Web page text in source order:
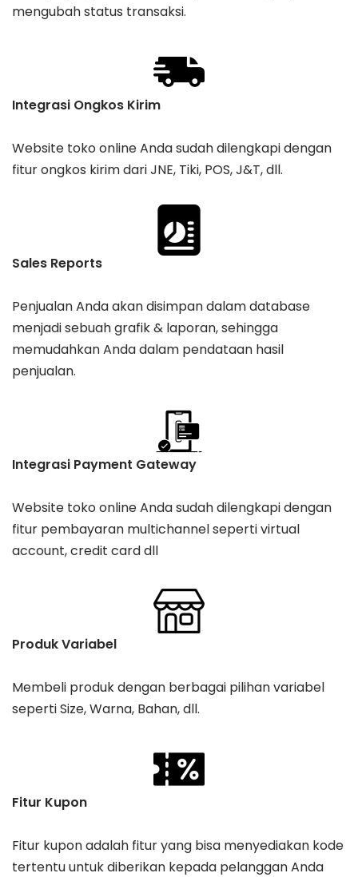
mengubah status transaksi.
Integrasi Ongkos Kirim
Website toko online Anda sudah dilengkapi dengan
fitur ongkos kirim dari JNE, Tiki, POS, J&T, dll.
Sales Reports
Penjualan Anda akan disimpan dalam database
menjadi sebuah grafik & laporan, sehingga
memudahkan Anda dalam pendataan hasil
penjualan.
Integrasi Payment Gateway
Website toko online Anda sudah dilengkapi dengan
fitur pembayaran multichannel seperti virtual
account, credit card dll
Produk Variabel
Membeli produk dengan berbagai pilihan variabel
seperti Size, Warna, Bahan, dll.
Fitur Kupon
Fitur kupon adalah fitur yang bisa menyediakan kode
tertentu untuk diberikan kepada pelanggan Anda